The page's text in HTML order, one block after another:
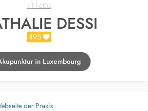
+1 Fotos
DESSI
495
in Luxembourg
der Praxis